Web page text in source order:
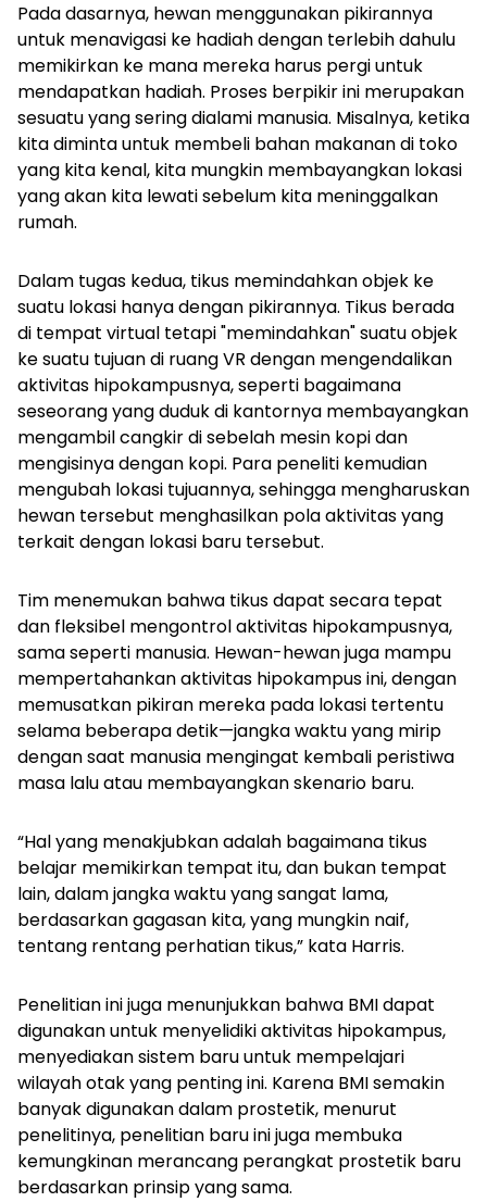
Pada dasarnya, hewan menggunakan pikirannya
untuk menavigasi ke hadiah dengan terlebih dahulu
memikirkan ke mana mereka harus pergi untuk
mendapatkan hadiah. Proses berpikir ini merupakan
sesuatu yang sering dialami manusia. Misalnya, ketika
kita diminta untuk membeli bahan makanan di toko
yang kita kenal, kita mungkin membayangkan lokasi
yang akan kita lewati sebelum kita meninggalkan
rumah.
Dalam tugas kedua, tikus memindahkan objek ke
suatu lokasi hanya dengan pikirannya. Tikus berada
di tempat virtual tetapi "memindahkan" suatu objek
ke suatu tujuan di ruang VR dengan mengendalikan
aktivitas hipokampusnya, seperti bagaimana
seseorang yang duduk di kantornya membayangkan
mengambil cangkir di sebelah mesin kopi dan
mengisinya dengan kopi. Para peneliti kemudian
mengubah lokasi tujuannya, sehingga mengharuskan
hewan tersebut menghasilkan pola aktivitas yang
terkait dengan lokasi baru tersebut.
Tim menemukan bahwa tikus dapat secara tepat
dan fleksibel mengontrol aktivitas hipokampusnya,
sama seperti manusia. Hewan-hewan juga mampu
mempertahankan aktivitas hipokampus ini, dengan
memusatkan pikiran mereka pada lokasi tertentu
selama beberapa detik—jangka waktu yang mirip
dengan saat manusia mengingat kembali peristiwa
masa lalu atau membayangkan skenario baru.
“Hal yang menakjubkan adalah bagaimana tikus
belajar memikirkan tempat itu, dan bukan tempat
lain, dalam jangka waktu yang sangat lama,
berdasarkan gagasan kita, yang mungkin naif,
tentang rentang perhatian tikus,” kata Harris.
Penelitian ini juga menunjukkan bahwa BMI dapat
digunakan untuk menyelidiki aktivitas hipokampus,
menyediakan sistem baru untuk mempelajari
wilayah otak yang penting ini. Karena BMI semakin
banyak digunakan dalam prostetik, menurut
penelitinya, penelitian baru ini juga membuka
kemungkinan merancang perangkat prostetik baru
berdasarkan prinsip yang sama.